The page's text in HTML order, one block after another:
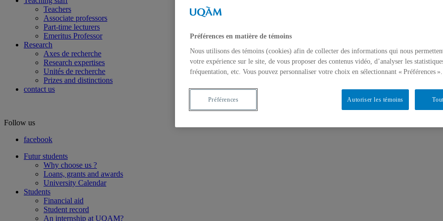
Teachers
Associate professors
Part-time lecturers
Emeritus Professor
Research
Axes de recherche
Research expertises
Unités de recherche
Prizes and distinctions
contact us
Follow us
facebook
Futur students
Why choose us ?
Loans, grants and awards
University Calendar
Students
Financial aid
Student record
An internship at UQAM?
Préférences en matière de témoins
Nous utilisons des témoins (cookies) afin de collecter des informations qui nous
votre expérience sur le site, de vous proposer des contenus vidéo, d’analyser les
fréquentation, etc. Vous pouvez personnaliser votre choix en sélectionnant « Préférences ».
Autoriser les témoins
Préférences